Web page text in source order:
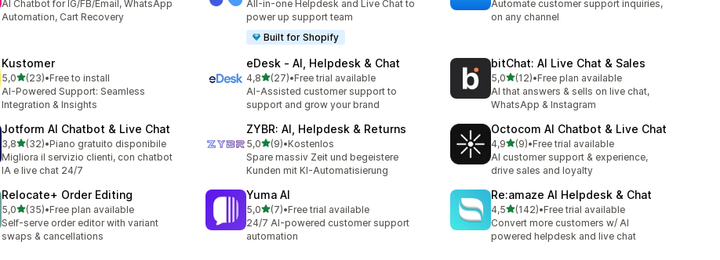
AI Chatbot for IG/FB/Email, WhatsApp
Automation, Cart Recovery
All-in-one Helpdesk and Live Chat to
power up support team
Built for Shopify
Automate customer support inquiries,
on any channel
Kustomer
5,0stelle su 5
(23)
23 recensioni totali
•Free to install
AI-Powered Support: Seamless
Integration & Insights
eDesk ‑ AI, Helpdesk & Chat
4,8stelle su 5
(27)
27 recensioni totali
•Free trial available
AI-Assisted customer support to
support and grow your brand
bitChat: AI Live Chat & Sales
5,0stelle su 5
(12)
12 recensioni totali
•Free plan available
AI that answers & sells on live chat,
WhatsApp & Instagram
Jotform AI Chatbot & Live Chat
3,8stelle su 5
(32)
32 recensioni totali
•Piano gratuito disponibile
Migliora il servizio clienti, con chatbot
IA e live chat 24/7
ZYBR: AI, Helpdesk & Returns
5,0stelle su 5
(9)
9 recensioni totali
•Kostenlos
Spare massiv Zeit und begeistere
Kunden mit KI-Automatisierung
Octocom AI Chatbot & Live Chat
4,9stelle su 5
(9)
9 recensioni totali
•Free trial available
AI customer support & experience,
drive sales and loyalty
Relocate+ Order Editing
5,0stelle su 5
(35)
35 recensioni totali
•Free plan available
Self-serve order editor with variant
swaps & cancellations
Yuma AI
5,0stelle su 5
(7)
7 recensioni totali
•Free trial available
24/7 AI-powered customer support
automation
Re:amaze AI Helpdesk & Chat
4,5stelle su 5
(142)
142 recensioni totali
•Free trial available
Convert more customers w/ AI
powered helpdesk and live chat